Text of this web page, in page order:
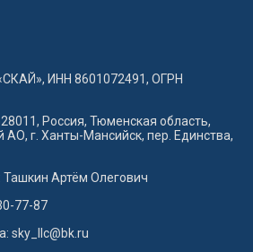
ИНН 8601072491, ОГРН
Россия, Тюменская область,
г. Ханты-Мансийск, пер. Единства,
Ташкин Артём Олегович
77-87
sky_llc@bk.ru